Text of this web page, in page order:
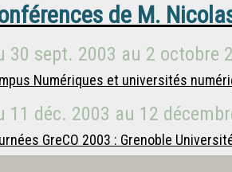
de M.
30 sept. 2003 au 2 octobre
Numériques et universités
11 déc. 2003 au 12
GreCO 2003 : Grenoble